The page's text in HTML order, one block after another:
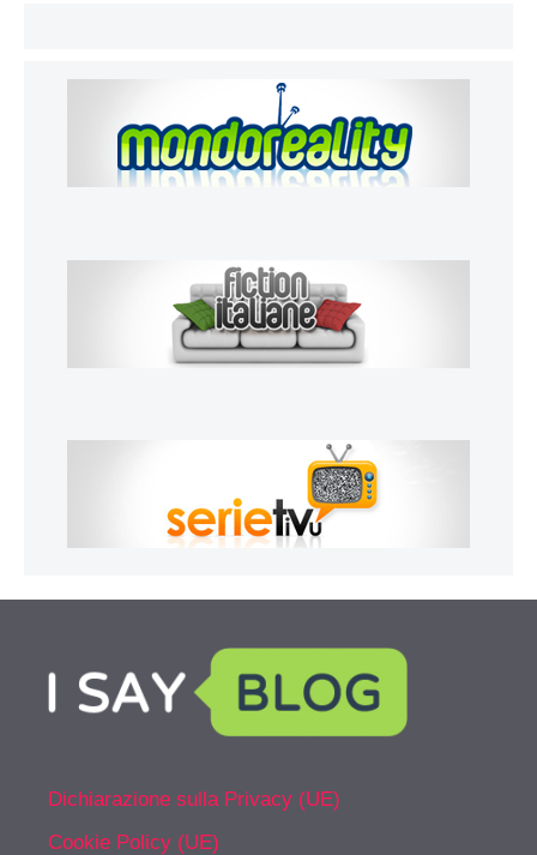
Dichiarazione sulla Privacy (UE)
Cookie Policy (UE)